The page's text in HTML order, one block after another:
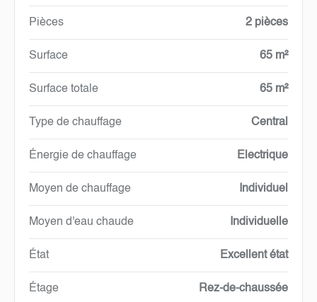
Pièces 2 pièces
Surface 65 m²
Surface totale 65 m²
Type de chauffage Central
Énergie de chauffage Electrique
Moyen de chauffage Individuel
Moyen d'eau chaude Individuelle
État Excellent état
Étage Rez-de-chaussée